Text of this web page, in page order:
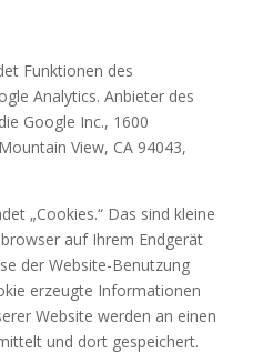
Funktionen des
Analytics. Anbieter des
Google Inc., 1600
View, CA 94043,
„Cookies.“ Das sind kleine
auf Ihrem Endgerät
der Website-Benutzung
erzeugte Informationen
Website werden an einen
und dort gespeichert.